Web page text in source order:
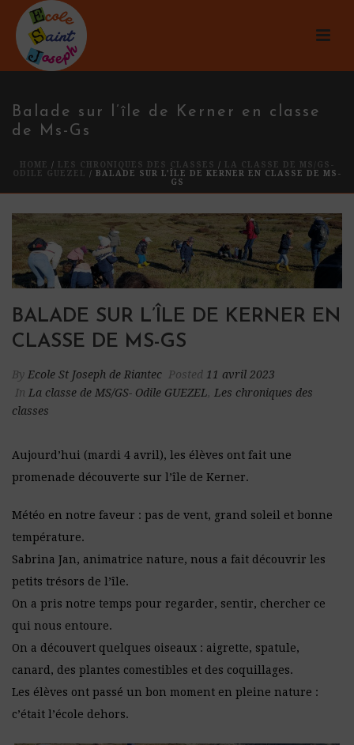
Balade sur l’île de Kerner en classe
de Ms-Gs
HOME / LES CHRONIQUES DES CLASSES /
LA CLASSE DE MS/GS-
ODILE GUEZEL
/ BALADE SUR L’ÎLE DE KERNER EN CLASSE DE MS-
GS
BALADE SUR L’ÎLE DE KERNER EN
CLASSE DE MS-GS
By Ecole St Joseph de Riantec Posted 11 avril 2023
In La classe de MS/GS- Odile GUEZEL, Les chroniques des
classes
Aujourd’hui (mardi 4 avril), les élèves ont fait une
promenade découverte sur l’île de Kerner.
Météo en notre faveur : pas de vent, grand soleil et bonne
température.
Sabrina Jan, animatrice nature, nous a fait découvrir les
petits trésors de l’île.
On a pris notre temps pour regarder, sentir, chercher ce
qui nous entoure.
On a découvert quelques oiseaux : aigrette, spatule,
canard, des plantes comestibles et des coquillages.
Les élèves ont passé un bon moment en pleine nature :
c’était l’école dehors.